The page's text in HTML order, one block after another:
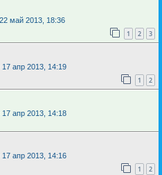
22 май 2013, 18:36
1 2 3
17 апр 2013, 14:19
1 2
17 апр 2013, 14:18
17 апр 2013, 14:16
1 2